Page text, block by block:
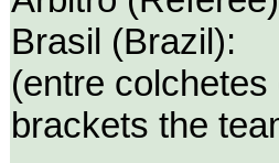
Brasil (Brazil):
(entre
brackets the